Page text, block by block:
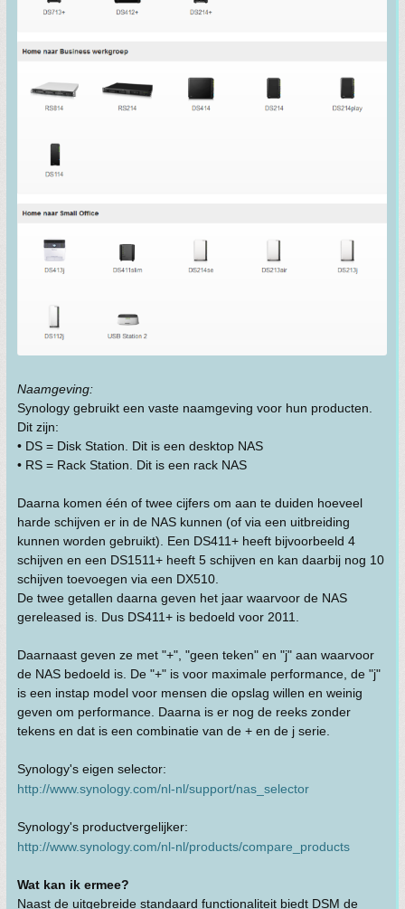
Naamgeving:
Synology gebruikt een vaste naamgeving voor hun producten.
Dit zijn:
• DS = Disk Station. Dit is een desktop NAS
• RS = Rack Station. Dit is een rack NAS
Daarna komen één of twee cijfers om aan te duiden hoeveel
harde schijven er in de NAS kunnen (of via een uitbreiding
kunnen worden gebruikt). Een DS411+ heeft bijvoorbeeld 4
schijven en een DS1511+ heeft 5 schijven en kan daarbij nog 10
schijven toevoegen via een DX510.
De twee getallen daarna geven het jaar waarvoor de NAS
gereleased is. Dus DS411+ is bedoeld voor 2011.
Daarnaast geven ze met "+", "geen teken" en "j" aan waarvoor
de NAS bedoeld is. De "+" is voor maximale performance, de "j"
is een instap model voor mensen die opslag willen en weinig
geven om performance. Daarna is er nog de reeks zonder
tekens en dat is een combinatie van de + en de j serie.
Synology's eigen selector:
http://www.synology.com/nl-nl/support/nas_selector
Synology's productvergelijker:
http://www.synology.com/nl-nl/products/compare_products
Wat kan ik ermee?
Naast de uitgebreide standaard functionaliteit biedt DSM de